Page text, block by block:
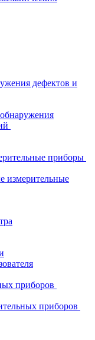
дефектов и
приборы
измерительные
приборов
приборов